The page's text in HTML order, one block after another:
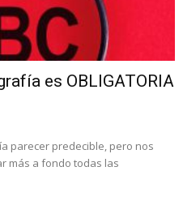
es OBLIGATORIA
parecer predecible, pero nos
más a fondo todas las